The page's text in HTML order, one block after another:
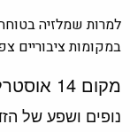
למרות שמלזיה בטוחה
במקומות ציבוריים
מקום 14 אוסטרליה
נופים ושפע של